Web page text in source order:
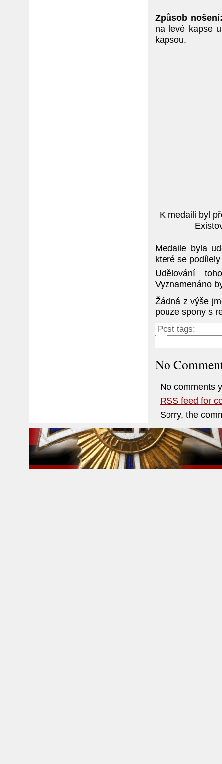
Způsob nošení:
na levé kapse
kapsou.
K medaili byl
Medaile byla
které se
Udělování
Vyznamenáno
Žádná z výše
pouze spony s
Post tags:
No
No comments
RSS feed for
Sorry, the